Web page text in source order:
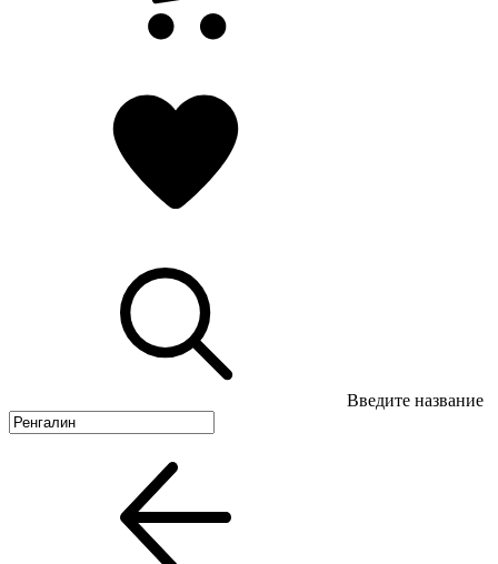
Введите название